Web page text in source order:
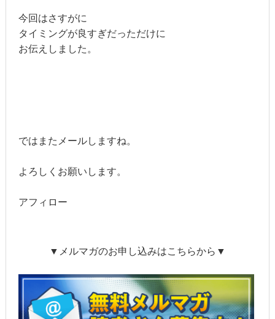
今回はさすがに
タイミングが良すぎだっただけに
お伝えしました。
ではまたメールしますね。
よろしくお願いします。
アフィロー
▼メルマガのお申し込みはこちらから▼